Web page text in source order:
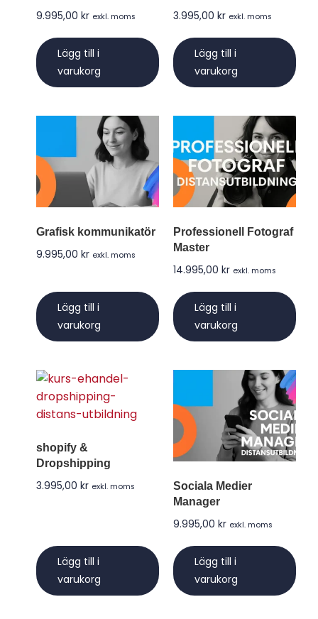
9.995,00kr exkl. moms
Lägg till i
varukorg
3.995,00 kr exkl. moms
Lägg till i
varukorg
Grafisk kommunikatör
9.995,00kr exkl. moms
Lägg till i
varukorg
Professionell Fotograf
Master
14.995,00 kr exkl. moms
Lägg till i
varukorg
shopify &
Dropshipping
3.995,00kr exkl. moms
Lägg till i
varukorg
Sociala Medier
Manager
9.995,00 kr exkl. moms
Lägg till i
varukorg